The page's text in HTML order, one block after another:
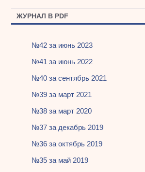
ЖУРНАЛ В PDF
№42 за июнь 2023
№41 за июнь 2022
№40 за сентябрь 2021
№39 за март 2021
№38 за март 2020
№37 за декабрь 2019
№36 за октябрь 2019
№35 за май 2019